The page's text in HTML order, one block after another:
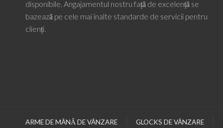
disponibile. Angajamentul nostru față de excelență se
bazează pe cele mai înalte standarde de servicii pentru
clienți.
ARME DE MÂNĂ DE VÂNZARE GLOCKS DE VÂNZARE